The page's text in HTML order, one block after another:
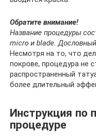
Обратите внимание!
Название процедуры
micro и blade.
Несмотря на то, что
покрове, процедура не
распространенный
более длительный
Инструкция по
процедуре